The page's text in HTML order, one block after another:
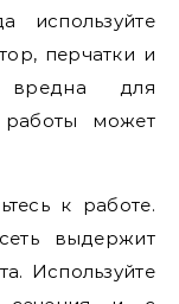
используйте
перчатки и
вредна для
может
к работе.
выдержит
Используйте